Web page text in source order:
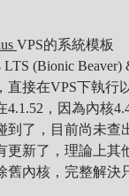
VPS的系統模板
LTS (Bionic Beaver)
直接在VPS下執行
4.1.52，因為內核
到了，目前尚未查
更新了，理論上其
舊內核，完整解決